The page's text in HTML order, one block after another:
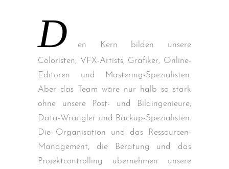
D
en Kern bilden unsere
Coloristen, VFX-Artists, Grafiker, Online-
Editoren und Mastering-Spezialisten.
Aber das Team wäre nur halb so stark
ohne unsere Post- und Bildingenieure,
Data-Wrangler und Backup-Spezialisten.
Die Organisation und das Ressourcen-
Management, die Beratung und das
Projektcontrolling übernehmen unsere